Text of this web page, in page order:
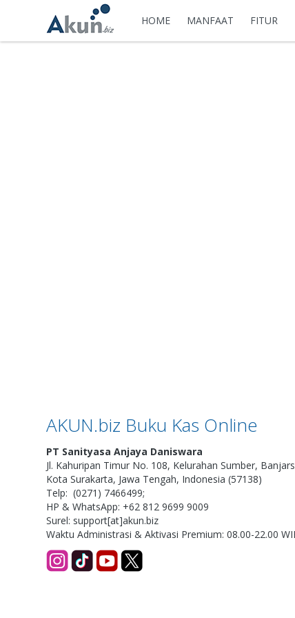
HOME MANFAAT FITUR
AKUN.biz Buku Kas Online
PT Sanityasa Anjaya Daniswara
Jl. Kahuripan Timur No. 108, Kelurahan Sumber,
Kota Surakarta, Jawa Tengah, Indonesia (57138)
Telp: (0271) 7466499;
HP & WhatsApp: +62 812 9699 9009
Surel: support[at]akun.biz
Waktu Administrasi & Aktivasi Premium: 08.00-22.00